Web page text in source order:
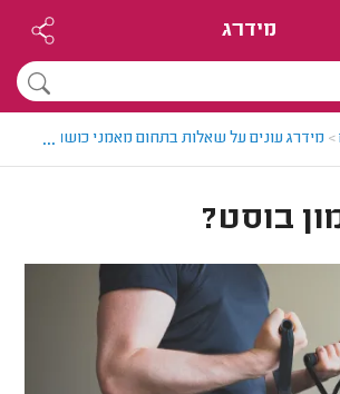
מידרג
> מידרג עונים על שאלות בתחום מאמני כושר >
...
בוסט?